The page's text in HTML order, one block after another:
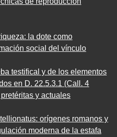
la dote como
social del vínculo
testifical y de los elementos
en D. 22.5.3.1 (Call. 4
y actuales
orígenes romanos y
moderna de la estafa